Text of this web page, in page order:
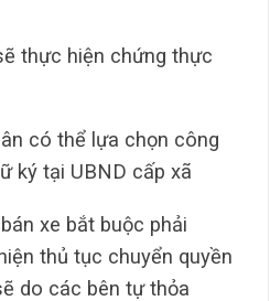
thực hiện chứng thực
có thể lựa chọn công
ký tại UBND cấp xã
xe bắt buộc phải
thủ tục chuyển quyền
do các bên tự thỏa